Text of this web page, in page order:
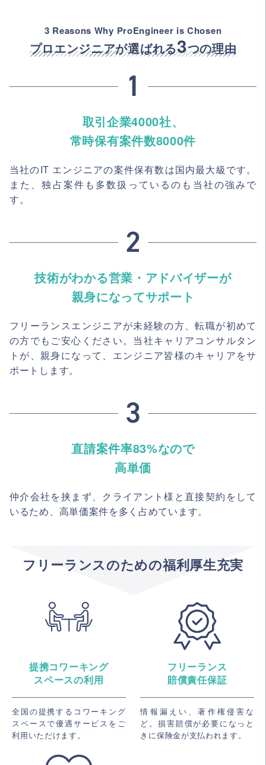
3 Reasons Why ProEngineer is Chosen
プロエンジニアが選ばれる3つの理由
取引企業4000社、
常時保有案件数8000件
当社のIT エンジニアの案件保有数は国内最大級です。
また、独占案件も多数扱っているのも当社の強みで
す。
技術がわかる営業・アドバイザーが
親身になってサポート
フリーランスエンジニアが未経験の方、転職が初めて
の方でもご安心ください。当社キャリアコンサルタン
トが、親身になって、エンジニア皆様のキャリアをサ
ポートします。
直請案件率83%なので
高単価
仲介会社を挟まず、クライアント様と直接契約をして
いるため、高単価案件を多く占めています。
フリーランスのための福利厚生充実
提携コワーキング
スペースの利用
全国の提携するコワーキング
スペースで優遇サービスをご
利用いただけます。
フリーランス
賠償責任保証
情報漏えい、著作権侵害な
ど。損害賠償が必要になっと
きに保険金が支払われます。